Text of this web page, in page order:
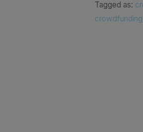
Tagged as:
crowdfunding